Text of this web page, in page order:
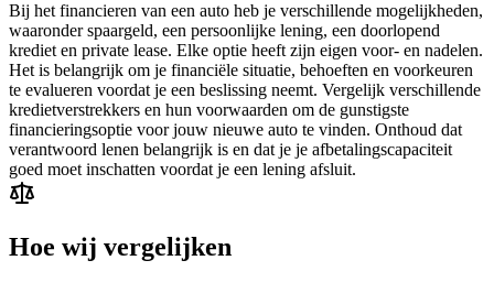
Bij het financieren van een auto heb je verschillende mogelijkheden,
waaronder spaargeld, een persoonlijke lening, een doorlopend
krediet en private lease. Elke optie heeft zijn eigen voor- en nadelen.
Het is belangrijk om je financiële situatie, behoeften en voorkeuren
te evalueren voordat je een beslissing neemt. Vergelijk verschillende
kredietverstrekkers en hun voorwaarden om de gunstigste
financieringsoptie voor jouw nieuwe auto te vinden. Onthoud dat
verantwoord lenen belangrijk is en dat je je afbetalingscapaciteit
goed moet inschatten voordat je een lening afsluit.
Hoe wij vergelijken